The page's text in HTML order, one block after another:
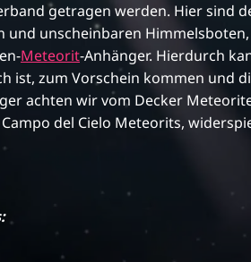
getragen werden. Hier sind
und unscheinbaren
Meteorit-Anhänger. Hierdurch
ist, zum Vorschein kommen und
achten wir vom Decker
del Cielo Meteorits,